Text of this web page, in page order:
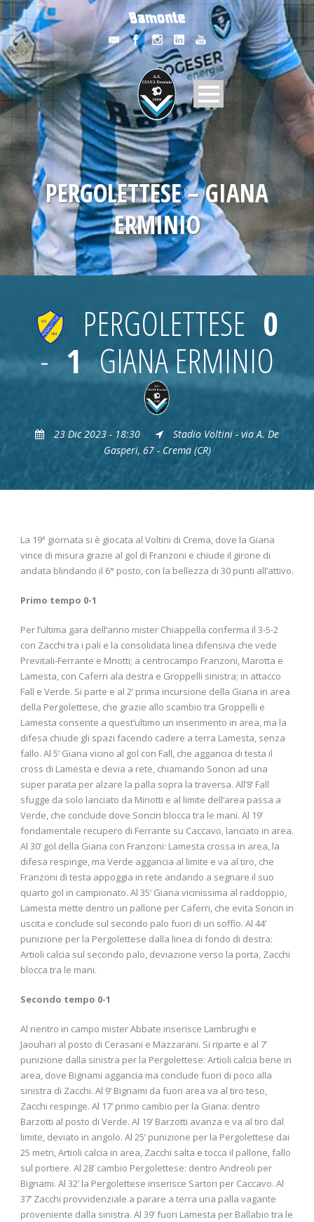
PERGOLETTESE – GIANA
ERMINIO
PERGOLETTESE 0
- 1 GIANA ERMINIO
23 Dic 2023 - 18:30
Stadio Voltini - via A. De
Gasperi, 67 - Crema (CR)
La 19ª giornata si è giocata al Voltini di Crema, dove la Giana
vince di misura grazie al gol di Franzoni e chiude il girone di
andata blindando il 6° posto, con la bellezza di 30 punti all’attivo.
Primo tempo 0-1
Per l’ultima gara dell’anno mister Chiappella conferma il 3-5-2
con Zacchi tra i pali e la consolidata linea difensiva che vede
Previtali-Ferrante e Mnotti; a centrocampo Franzoni, Marotta e
Lamesta, con Caferri ala destra e Groppelli sinistra; in attacco
Fall e Verde. Si parte e al 2’ prima incursione della Giana in area
della Pergolettese, che grazie allo scambio tra Groppelli e
Lamesta consente a quest’ultimo un inserimento in area, ma la
difesa chiude gli spazi facendo cadere a terra Lamesta, senza
fallo. Al 5’ Giana vicino al gol con Fall, che aggancia di testa il
cross di Lamesta e devia a rete, chiamando Soncin ad una
super parata per alzare la palla sopra la traversa. All’8’ Fall
sfugge da solo lanciato da Minotti e al limite dell’area passa a
Verde, che conclude dove Soncin blocca tra le mani. Al 19’
fondamentale recupero di Ferrante su Caccavo, lanciato in area.
Al 30’ gol della Giana con Franzoni: Lamesta crossa in area, la
difesa respinge, ma Verde aggancia al limite e va al tiro, che
Franzoni di testa appoggia in rete andando a segnare il suo
quarto gol in campionato. Al 35’ Giana vicinissima al raddoppio,
Lamesta mette dentro un pallone per Caferri, che evita Soncin in
uscita e conclude sul secondo palo fuori di un soffio. Al 44’
punizione per la Pergolettese dalla linea di fondo di destra:
Artioli calcia sul secondo palo, deviazione verso la porta, Zacchi
blocca tra le mani.
Secondo tempo 0-1
Al rientro in campo mister Abbate inserisce Lambrughi e
Jaouhari al posto di Cerasani e Mazzarani. Si riparte e al 7’
punizione dalla sinistra per la Pergolettese: Artioli calcia bene in
area, dove Bignami aggancia ma conclude fuori di poco alla
sinistra di Zacchi. Al 9’ Bignami da fuori area va al tiro teso,
Zacchi respinge. Al 17’ primo cambio per la Giana: dentro
Barzotti al posto di Verde. Al 19’ Barzotti avanza e va al tiro dal
limite, deviato in angolo. Al 25’ punizione per la Pergolettese dai
25 metri, Artioli calcia in area, Zacchi salta e tocca il pallone, fallo
sul portiere. Al 28’ cambio Pergolettese: dentro Andreoli per
Bignami. Al 32’ la Pergolettese inserisce Sartori per Caccavo. Al
37’ Zacchi provvidenziale a parare a terra una palla vagante
proveniente dalla sinistra. Al 39’ fuori Lamesta per Ballabio tra le